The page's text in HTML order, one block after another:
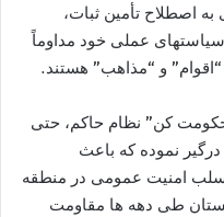
اصطلاح تأمین ثبات،
عملی خود مداوماً
و “مذاھب” هستند.
کن” نظام حاکم، حتی
نموده که باعث
سلب امنیت عمومی در منطقه
طی دھه ھا مقاومت